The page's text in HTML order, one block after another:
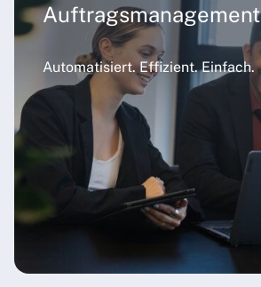
Auftragsmanagement
Automatisiert. Effizient. Einfach.